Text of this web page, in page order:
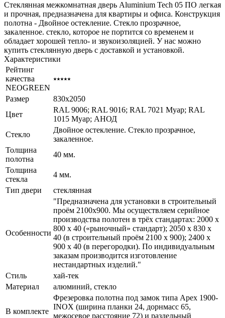
Стеклянная межкомнатная дверь Aluminium Tech 05 ПО легкая
и прочная, предназначена для квартиры и офиса. Конструкция
полотна - Двойное остекление. Стекло прозрачное,
закаленное. стекло, которое не портится со временем и
обладает хорошей тепло- и звукоизоляцией. У нас можно
купить стеклянную дверь с доставкой и установкой.
Характеристики
Рейтинг
качества
NEOGREEN
⭑⭑⭑⭑⭑
Размер
830x2050
Цвет
RAL 9006; RAL 9016; RAL 7021 Муар; RAL
1015 Муар; АНОД
Стекло
Двойное остекление. Стекло прозрачное,
закаленное.
Толщина
полотна
40 мм.
Толщина
стекла
4 мм.
Тип двери
стеклянная
Особенности
"Предназначена для установки в строительный
проём 2100х900. Мы осуществляем серийное
производства полотен в трёх стандартах: 2000 х
800 х 40 («рыночный» стандарт); 2050 х 830 х
40 (в строительный проём 2100 х 900); 2400 х
900 х 40 (в перегородки). По индивидуальным
заказам производится изготовление
нестандартных изделий."
Стиль
хай-тек
Материал
алюминий, стекло
В комплекте
Фрезеровка полотна под замок типа Apex 1900-
INOX (ширина планки 24, дорнмасс 65,
межосевое расстояние 72) и раздельный